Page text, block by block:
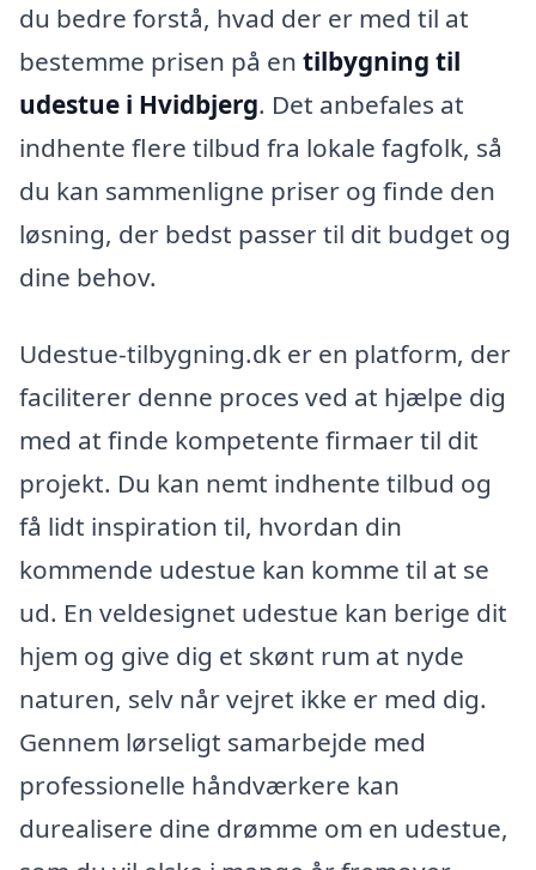
du bedre forstå, hvad der er med til at
bestemme prisen på en tilbygning til
udestue i Hvidbjerg. Det anbefales at
indhente flere tilbud fra lokale fagfolk, så
du kan sammenligne priser og finde den
løsning, der bedst passer til dit budget og
dine behov.
Udestue-tilbygning.dk er en platform, der
faciliterer denne proces ved at hjælpe dig
med at finde kompetente firmaer til dit
projekt. Du kan nemt indhente tilbud og
få lidt inspiration til, hvordan din
kommende udestue kan komme til at se
ud. En veldesignet udestue kan berige dit
hjem og give dig et skønt rum at nyde
naturen, selv når vejret ikke er med dig.
Gennem lørseligt samarbejde med
professionelle håndværkere kan
durealisere dine drømme om en udestue,